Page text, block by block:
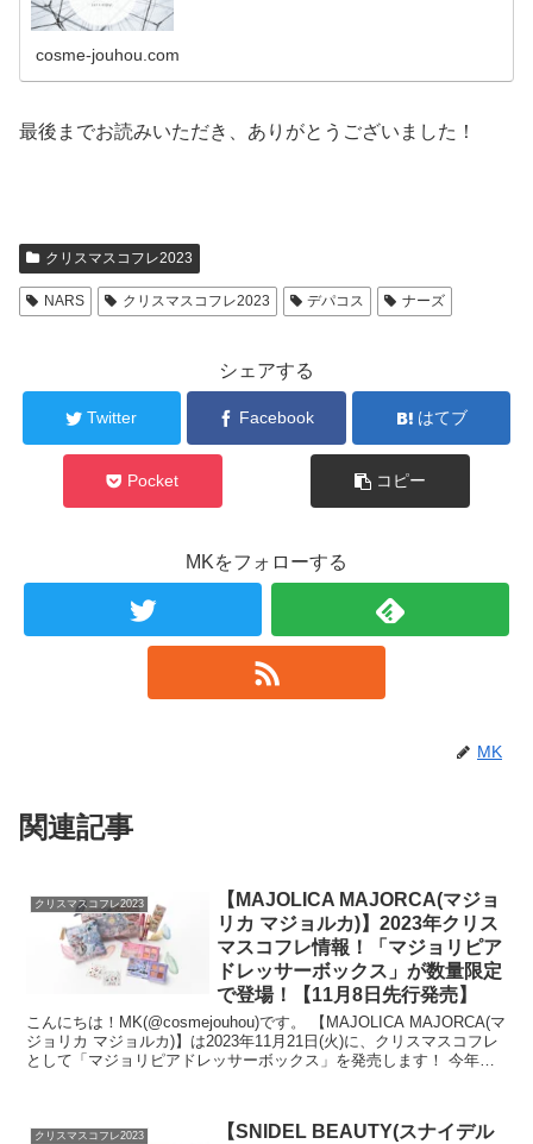
cosme-jouhou.com
最後までお読みいただき、ありがとうございました！
クリスマスコフレ2023
NARS クリスマスコフレ2023 デパコス ナーズ
シェアする
Twitter Facebook はてブ
Pocket コピー
MKをフォローする
MK
関連記事
クリスマスコフレ2023
【MAJOLICA MAJORCA(マジョ
リカ マジョルカ)】2023年クリス
マスコフレ情報！「マジョリピア
ドレッサーボックス」が数量限定
で登場！【11月8日先行発売】
こんにちは！MK(@cosmejouhou)です。 【MAJOLICA MAJORCA(マ
ジョリカ マジョルカ)】は2023年11月21日(火)に、クリスマスコフレ
として「マジョリピアドレッサーボックス」を発売します！ 今年
クリスマスコフレ2023
【SNIDEL BEAUTY(スナイデル